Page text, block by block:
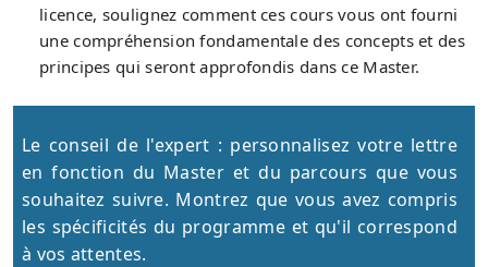
licence, soulignez comment ces cours vous ont fourni
une compréhension fondamentale des concepts et des
principes qui seront approfondis dans ce Master.
Le conseil de l'expert : personnalisez votre lettre
en fonction du Master et du parcours que vous
souhaitez suivre. Montrez que vous avez compris
les spécificités du programme et qu'il correspond
à vos attentes.